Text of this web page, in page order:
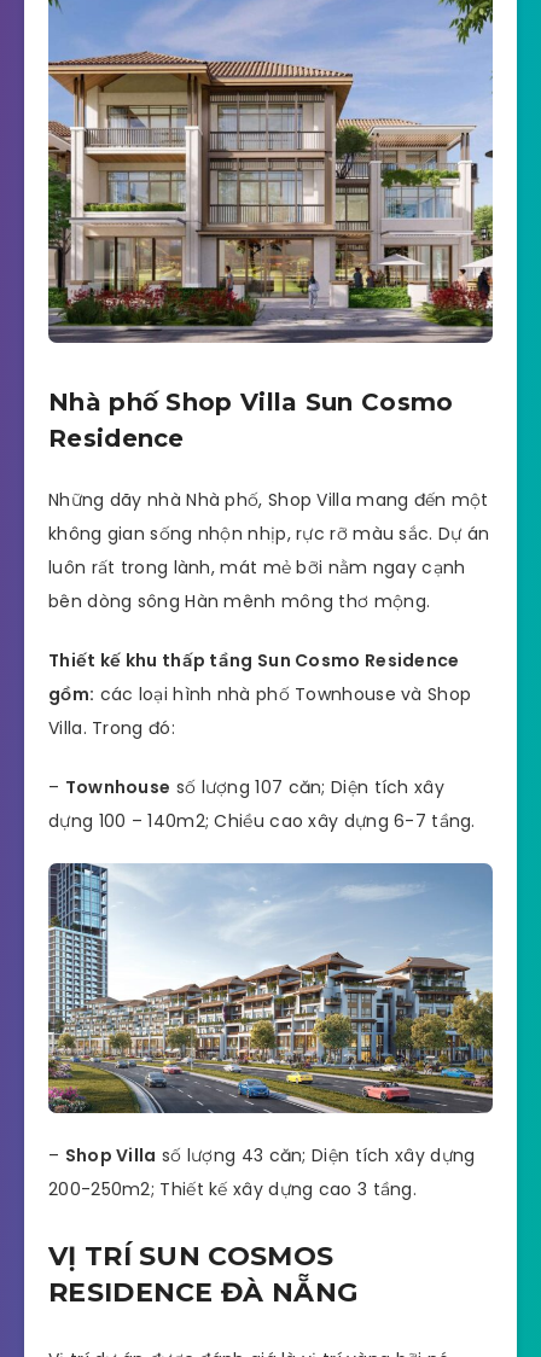
Nhà phố Shop Villa Sun Cosmo
Residence
Những dãy nhà Nhà phố, Shop Villa mang đến một
không gian sống nhộn nhịp, rực rỡ màu sắc. Dự án
luôn rất trong lành, mát mẻ bỡi nằm ngay cạnh
bên dòng sông Hàn mênh mông thơ mộng.
Thiết kế khu thấp tầng Sun Cosmo Residence
gồm: các loại hình nhà phố Townhouse và Shop
Villa. Trong đó:
– Townhouse số lượng 107 căn; Diện tích xây
dựng 100 – 140m2; Chiều cao xây dựng 6-7 tầng.
– Shop Villa số lượng 43 căn; Diện tích xây dựng
200-250m2; Thiết kế xây dựng cao 3 tầng.
VỊ TRÍ SUN COSMOS
RESIDENCE ĐÀ NẴNG